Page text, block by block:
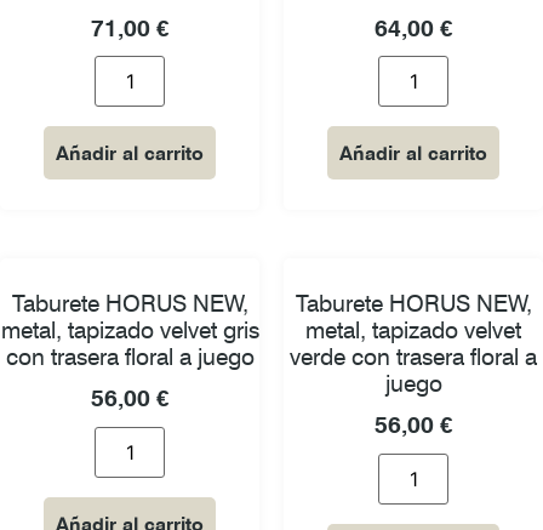
71,00 €
Añadir al carrito
64,00 €
Añadir al carrito
Taburete HORUS NEW,
metal, tapizado velvet gris
con trasera floral a juego
56,00 €
Añadir al carrito
Taburete HORUS NEW,
metal, tapizado velvet
verde con trasera floral a
juego
56,00 €